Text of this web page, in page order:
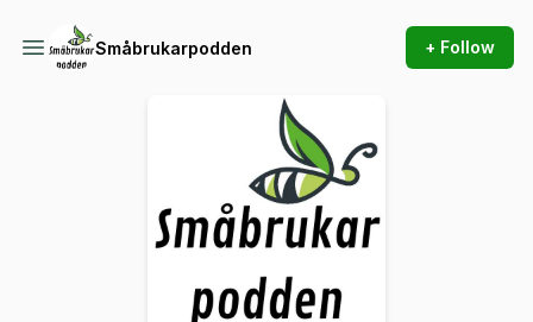
Småbrukarpodden + Follow